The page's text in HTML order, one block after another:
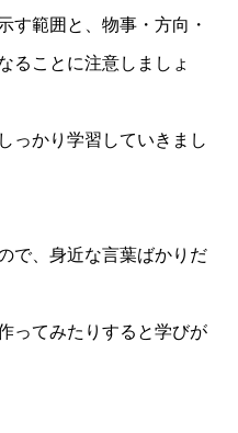
す範囲と、物事・方向・
ることに注意しましょ
っかり学習していきまし
で、身近な言葉ばかりだ
ってみたりすると学びが